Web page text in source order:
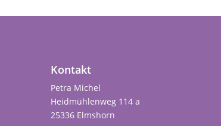
Kontakt
Petra Michel
Heidmühlenweg 114 a
25336 Elmshorn